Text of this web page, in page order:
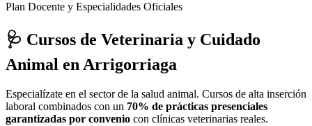
Plan Docente y Especialidades Oficiales
🩺 Cursos de Veterinaria y Cuidado
Animal en Arrigorriaga
Especialízate en el sector de la salud animal. Cursos de alta inserción
laboral combinados con un 70% de prácticas presenciales
garantizadas por convenio con clínicas veterinarias reales.